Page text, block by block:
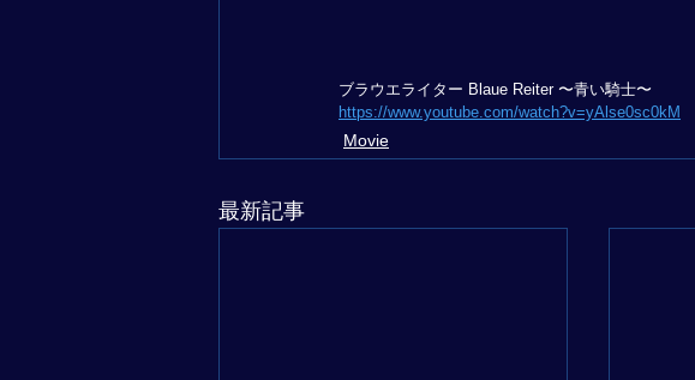
ブラウエライター Blaue Reiter 〜青い騎士〜
https://www.youtube.com/watch?v=yAlse0sc0kM
Movie
最新記事